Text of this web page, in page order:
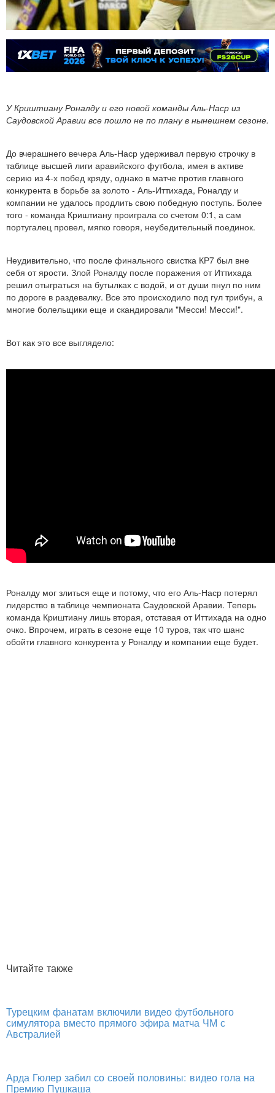
У Криштиану Роналду и его новой команды Аль-Наср из
Саудовской Аравии все пошло не по плану в нынешнем сезоне.
До вчерашнего вечера Аль-Наср удерживал первую строчку в
таблице высшей лиги аравийского футбола, имея в активе
серию из 4-х побед кряду, однако в матче против главного
конкурента в борьбе за золото - Аль-Иттихада, Роналду и
компании не удалось продлить свою победную поступь. Более
того - команда Криштиану проиграла со счетом 0:1, а сам
португалец провел, мягко говоря, неубедительный поединок.
Неудивительно, что после финального свистка КР7 был вне
себя от ярости. Злой Роналду после поражения от Иттихада
решил отыграться на бутылках с водой, и от души пнул по ним
по дороге в раздевалку. Все это происходило под гул трибун, а
многие болельщики еще и скандировали "Месси! Месси!".
Вот как это все выглядело:
Роналду мог злиться еще и потому, что его Аль-Наср потерял
лидерство в таблице чемпионата Саудовской Аравии. Теперь
команда Криштиану лишь вторая, отставая от Иттихада на одно
очко. Впрочем, играть в сезоне еще 10 туров, так что шанс
обойти главного конкурента у Роналду и компании еще будет.
Читайте также
Турецким фанатам включили видео футбольного
симулятора вместо прямого эфира матча ЧМ с
Австралией
Арда Гюлер забил со своей половины: видео гола на
Премию Пушкаша